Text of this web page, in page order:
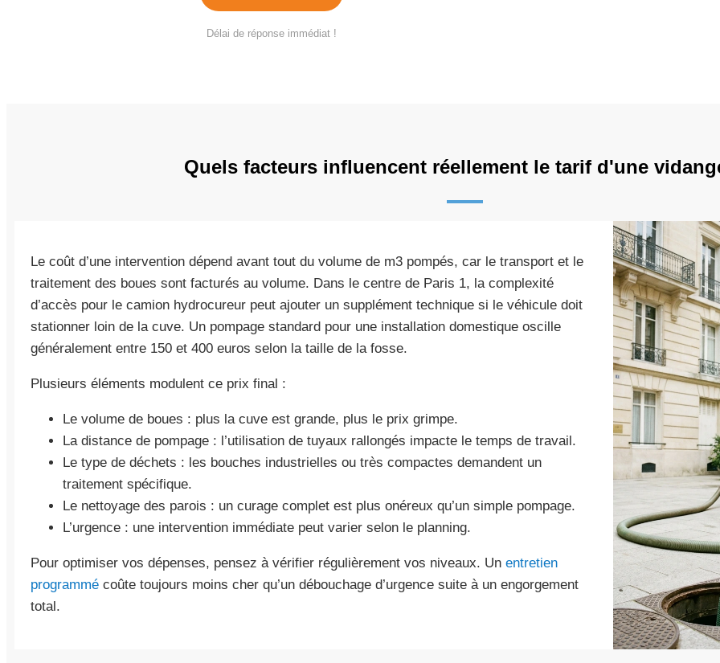
Délai de réponse immédiat !
Quels facteurs influencent réellement le tarif d'une
Le coût d’une intervention dépend avant tout du volume de m3 pompés, car le transport et le
traitement des boues sont facturés au volume. Dans le centre de Paris 1, la complexité
d’accès pour le camion hydrocureur peut ajouter un supplément technique si le véhicule doit
stationner loin de la cuve. Un pompage standard pour une installation domestique oscille
généralement entre 150 et 400 euros selon la taille de la fosse.
Plusieurs éléments modulent ce prix final :
Le volume de boues : plus la cuve est grande, plus le prix grimpe.
La distance de pompage : l’utilisation de tuyaux rallongés impacte le temps de travail.
Le type de déchets : les bouches industrielles ou très compactes demandent un
traitement spécifique.
Le nettoyage des parois : un curage complet est plus onéreux qu’un simple pompage.
L’urgence : une intervention immédiate peut varier selon le planning.
Pour optimiser vos dépenses, pensez à vérifier régulièrement vos niveaux. Un entretien
programmé coûte toujours moins cher qu’un débouchage d’urgence suite à un engorgement
total.